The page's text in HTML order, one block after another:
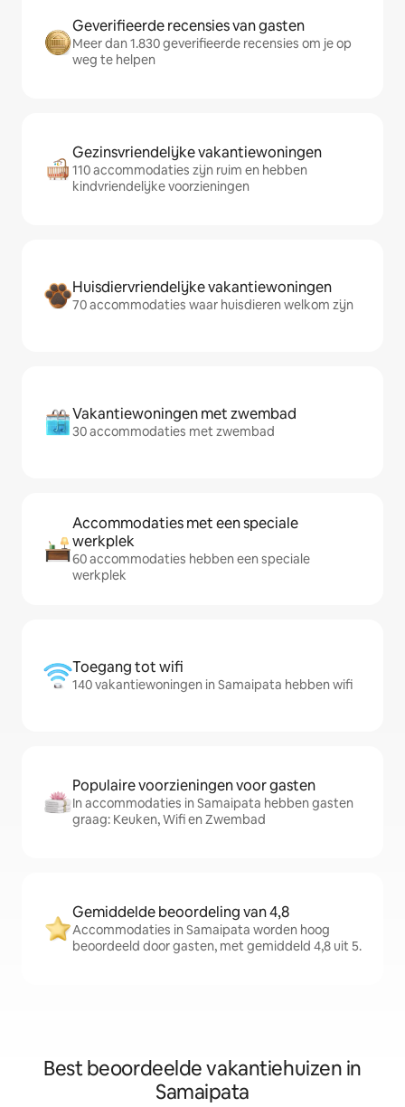
Geverifieerde recensies van gasten
Meer dan 1.830 geverifieerde recensies om je op
weg te helpen
Gezinsvriendelijke vakantiewoningen
110 accommodaties zijn ruim en hebben
kindvriendelijke voorzieningen
Huisdiervriendelijke vakantiewoningen
70 accommodaties waar huisdieren welkom zijn
Vakantiewoningen met zwembad
30 accommodaties met zwembad
Accommodaties met een speciale
werkplek
60 accommodaties hebben een speciale
werkplek
Toegang tot wifi
140 vakantiewoningen in Samaipata hebben wifi
Populaire voorzieningen voor gasten
In accommodaties in Samaipata hebben gasten
graag: Keuken, Wifi en Zwembad
Gemiddelde beoordeling van 4,8
Accommodaties in Samaipata worden hoog
beoordeeld door gasten, met gemiddeld 4,8 uit 5.
Best beoordeelde vakantiehuizen in
Samaipata